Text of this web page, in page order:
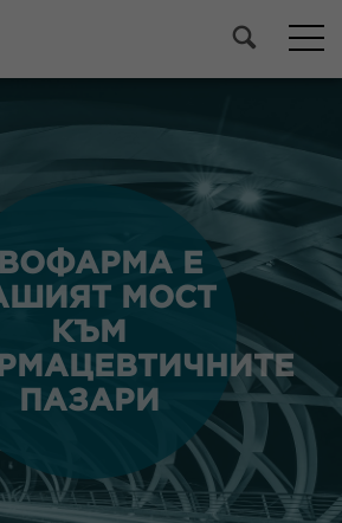
Е
МОСТ
КЪМ
ПАЗАРИ
Е
МОСТ
КЪМ
ПАЗАРИ